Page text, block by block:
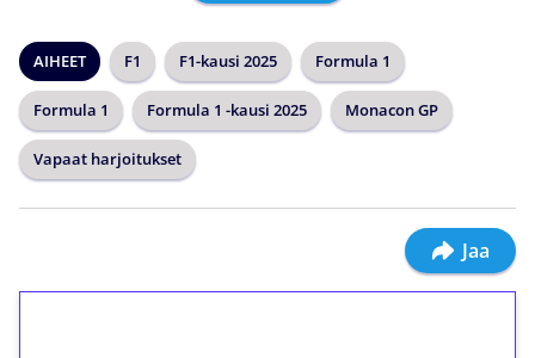
AIHEET F1 F1-kausi 2025 Formula 1
Formula 1 Formula 1 -kausi 2025 Monacon GP
Vapaat harjoitukset
Jaa